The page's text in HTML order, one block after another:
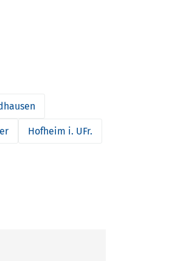
Hofheim i. UFr.